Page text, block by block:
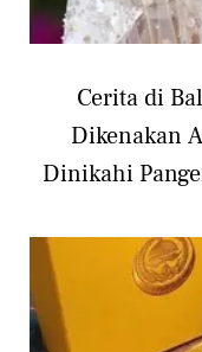
Cerita di
Dikenakan
Dinikahi